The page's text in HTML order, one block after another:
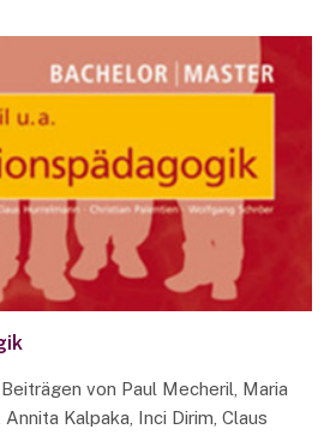
von Paul Mecheril, Maria
Kalpaka, Inci Dirim, Claus